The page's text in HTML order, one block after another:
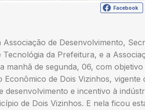
Facebook
de Desenvolvimento,
da Prefeitura, e a
manhã de segunda, 06, com
de Dois Vizinhos, vigente
desenvolvimento e incentivo à
de Dois Vizinhos. E nela ficou